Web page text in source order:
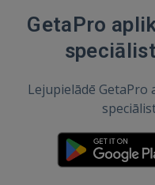
GetaPro
Lejupielādē